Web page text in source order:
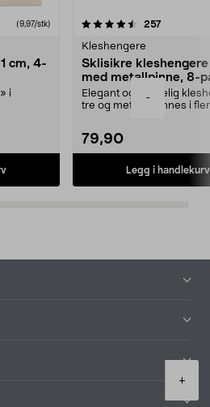
-
+
(9,97/stk)
cm, 4-
i
257
Kleshengere
Sklisikre
med metallpinne, 8-
Elegant og skikkelig
tre og metall – finnes i
79,90
Legg i handlekurv
4.5av 5 stjerner